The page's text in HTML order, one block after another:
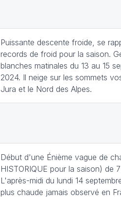
Puissante descente froide, se
records de froid pour la saison.
blanches matinales du 13 au 15
2024. Il neige sur les sommets
Jura et le Nord des Alpes.
Début d'une Énième vague de
HISTORIQUE pour la saison) de
L'après-midi du lundi 14
plus chaude jamais observé en